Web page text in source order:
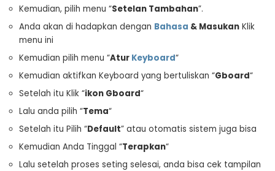
Kemudian, pilih menu “Setelan Tambahan”.
Anda akan di hadapkan dengan Bahasa & Masukan Klik
menu ini
Kemudian pilih menu “Atur Keyboard“
Kemudian aktifkan Keyboard yang bertuliskan “Gboard“
Setelah itu Klik “ikon Gboard“
Lalu anda pilih “Tema“
Setelah itu Pilih “Default” atau otomatis sistem juga bisa
Kemudian Anda Tinggal “Terapkan“
Lalu setelah proses seting selesai, anda bisa cek tampilan